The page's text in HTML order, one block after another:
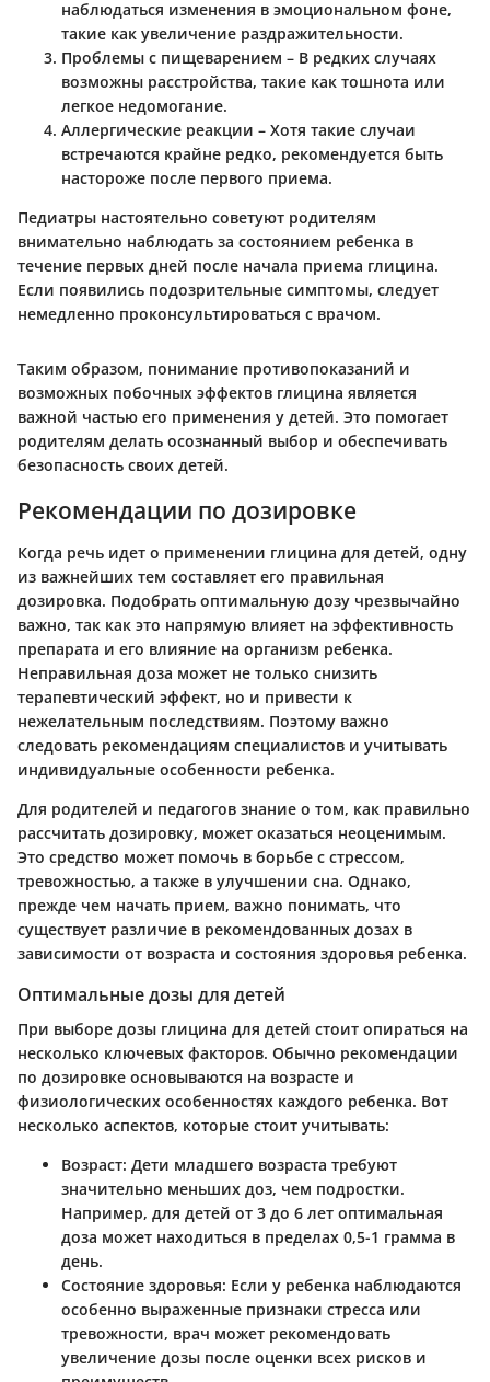
наблюдаться изменения в эмоциональном фоне,
такие как увеличение раздражительности.
Проблемы с пищеварением – В редких случаях
возможны расстройства, такие как тошнота или
легкое недомогание.
Аллергические реакции – Хотя такие случаи
встречаются крайне редко, рекомендуется быть
настороже после первого приема.
Педиатры настоятельно советуют родителям
внимательно наблюдать за состоянием ребенка в
течение первых дней после начала приема глицина.
Если появились подозрительные симптомы, следует
немедленно проконсультироваться с врачом.
Таким образом, понимание противопоказаний и
возможных побочных эффектов глицина является
важной частью его применения у детей. Это помогает
родителям делать осознанный выбор и обеспечивать
безопасность своих детей.
Рекомендации по дозировке
Когда речь идет о применении глицина для детей, одну
из важнейших тем составляет его правильная
дозировка. Подобрать оптимальную дозу чрезвычайно
важно, так как это напрямую влияет на эффективность
препарата и его влияние на организм ребенка.
Неправильная доза может не только снизить
терапевтический эффект, но и привести к
нежелательным последствиям. Поэтому важно
следовать рекомендациям специалистов и учитывать
индивидуальные особенности ребенка.
Для родителей и педагогов знание о том, как правильно
рассчитать дозировку, может оказаться неоценимым.
Это средство может помочь в борьбе с стрессом,
тревожностью, а также в улучшении сна. Однако,
прежде чем начать прием, важно понимать, что
существует различие в рекомендованных дозах в
зависимости от возраста и состояния здоровья ребенка.
Оптимальные дозы для детей
При выборе дозы глицина для детей стоит опираться на
несколько ключевых факторов. Обычно рекомендации
по дозировке основываются на возрасте и
физиологических особенностях каждого ребенка. Вот
несколько аспектов, которые стоит учитывать:
Возраст: Дети младшего возраста требуют
значительно меньших доз, чем подростки.
Например, для детей от 3 до 6 лет оптимальная
доза может находиться в пределах 0,5-1 грамма в
день.
Состояние здоровья: Если у ребенка наблюдаются
особенно выраженные признаки стресса или
тревожности, врач может рекомендовать
увеличение дозы после оценки всех рисков и